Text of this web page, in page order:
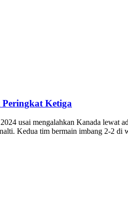
Ketiga
usai mengalahkan Kanada
Kedua tim bermain imbang 2-2